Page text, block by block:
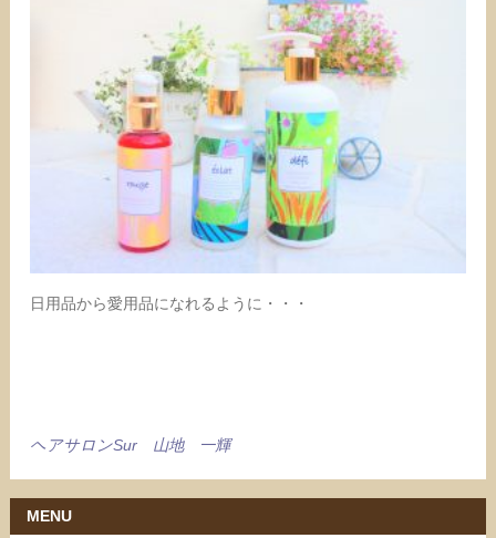
日用品から愛用品になれるように・・・
ヘアサロンSur 山地 一輝
MENU